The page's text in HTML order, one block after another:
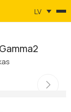
LV